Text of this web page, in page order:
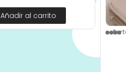
Añadir al carrito